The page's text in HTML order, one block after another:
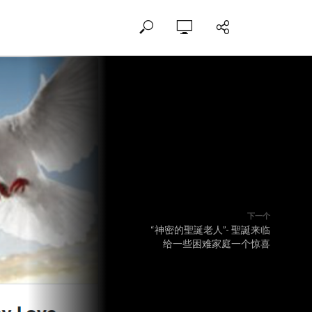
下一个
“神密的聖誕老人”- 聖誕来临
给一些困难家庭一个惊喜